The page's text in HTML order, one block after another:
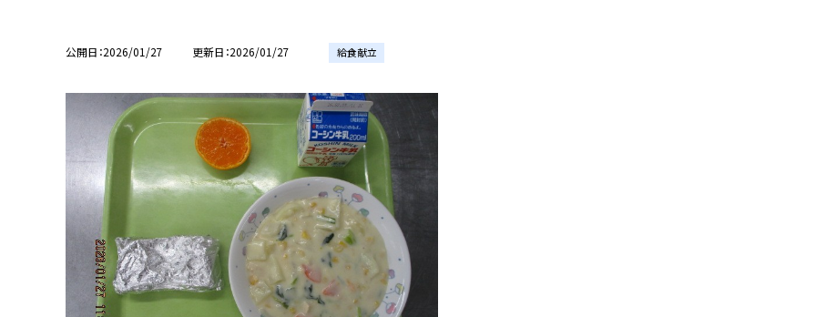
公開日 2026/01/27 更新日 2026/01/27 給食献立